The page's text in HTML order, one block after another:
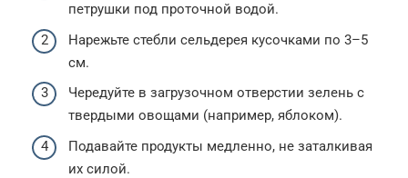
петрушки под проточной водой.
Нарежьте стебли сельдерея кусочками по 3–5
см.
Чередуйте в загрузочном отверстии зелень с
твердыми овощами (например, яблоком).
Подавайте продукты медленно, не заталкивая
их силой.